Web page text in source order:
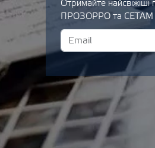
Отримайте найсвіжіші
ПРОЗОРРО та СЕТАМ